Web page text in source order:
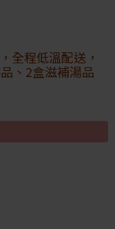
全程低溫配送，
、2盒滋補湯品